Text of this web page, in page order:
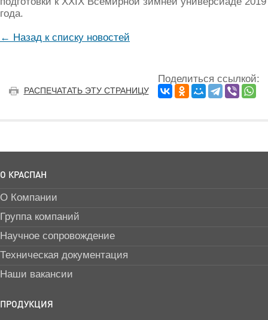
года.
← Назад к списку новостей
РАСПЕЧАТАТЬ ЭТУ СТРАНИЦУ
Поделиться ссылкой:
О КРАСПАН
О Компании
Группа компаний
Научное сопровождение
Техническая документация
Наши вакансии
ПРОДУКЦИЯ